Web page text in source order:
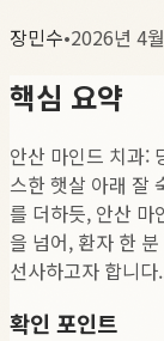
장민수•2026년 4
핵심 요약
안산 마인드 치과:
스한 햇살 아래 잘
를 더하듯, 안산 마
을 넘어, 환자 한
선사하고자 합니다
확인 포인트